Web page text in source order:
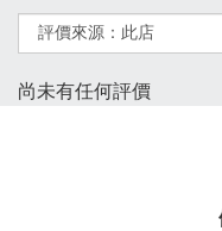
尚未有任何評價